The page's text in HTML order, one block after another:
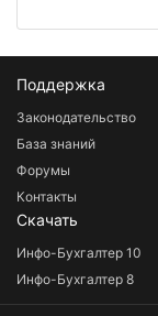
Поддержка
Законодательство
База знаний
Форумы
Контакты
Скачать
Инфо-Бухгалтер 10
Инфо-Бухгалтер 8